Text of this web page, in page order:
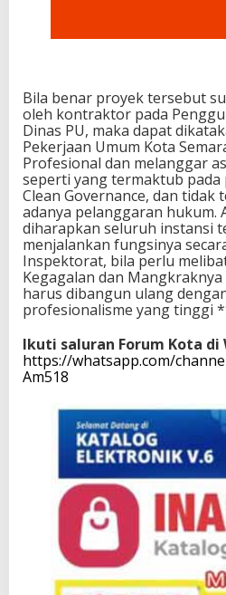
Bila benar proyek tersebut
oleh kontraktor pada
Dinas PU, maka dapat
Pekerjaan Umum Kota
Profesional dan melanggar
seperti yang termaktub pada
Clean Governance, dan
adanya pelanggaran hukum.
diharapkan seluruh instansi
menjalankan fungsinya
Inspektorat, bila perlu
Kegagalan dan
harus dibangun ulang
profesionalisme yang tinggi
Ikuti saluran Forum Kota di
https://whatsapp.com/
Am518